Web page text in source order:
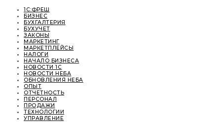
1С:ФРЕШ
БИЗНЕС
БУХГАЛТЕРИЯ
БУХУЧЕТ
ЗАКОНЫ
МАРКЕТИНГ
МАРКЕТПЛЕЙСЫ
НАЛОГИ
НАЧАЛО БИЗНЕСА
НОВОСТИ 1С
НОВОСТИ НЕБА
ОБНОВЛЕНИЯ НЕБА
ОПЫТ
ОТЧЕТНОСТЬ
ПЕРСОНАЛ
ПРОДАЖИ
ТЕХНОЛОГИИ
УПРАВЛЕНИЕ